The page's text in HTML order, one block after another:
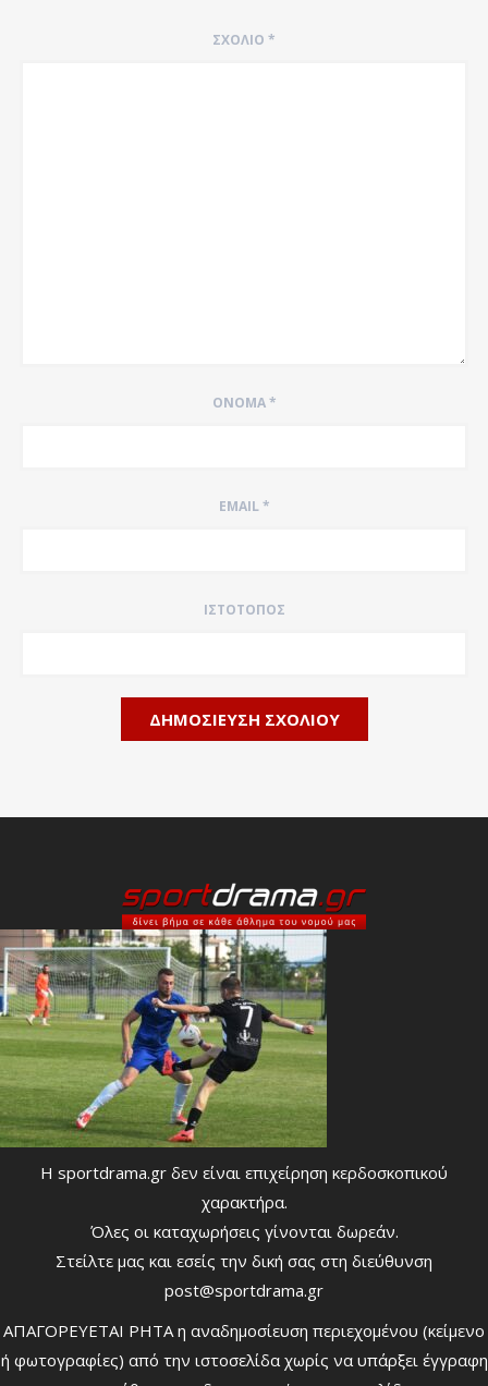
ΣΧΌΛΙΟ *
ΌΝΟΜΑ*
EMAIL*
ΙΣΤΌΤΟΠΟΣ
Η sportdrama.gr δεν είναι επιχείρηση κερδοσκοπικού
χαρακτήρα.
Όλες οι καταχωρήσεις γίνονται δωρεάν.
Στείλτε μας και εσείς την δική σας στη διεύθυνση
post@sportdrama.gr
ΑΠΑΓΟΡΕΥΕΤΑΙ ΡΗΤΑ η αναδημοσίευση περιεχομένου (κείμενο
ή φωτογραφίες) από την ιστοσελίδα χωρίς να υπάρξει έγγραφη